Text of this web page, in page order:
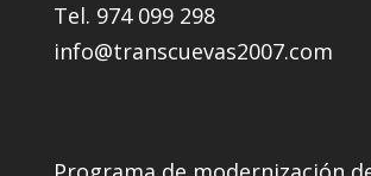
Tel. 974 099 298
info@transcuevas2007.com